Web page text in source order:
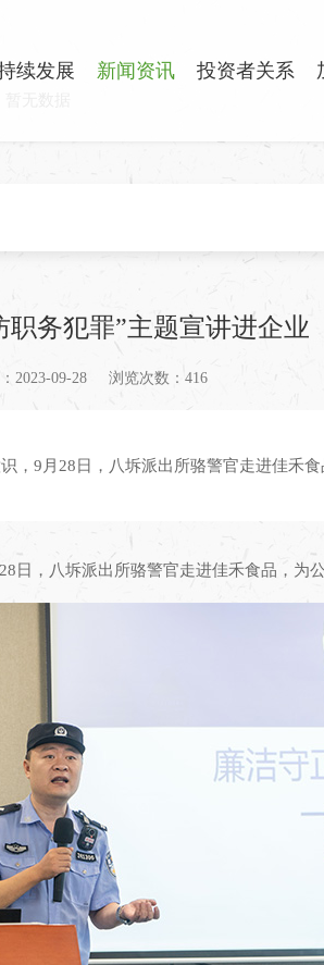
续发展 新闻资讯 投资者关系
职务犯罪”主题宣讲进企业
2023-09-28 浏览次数：416
，9月28日，八坼派出所骆警官走进佳禾
，八坼派出所骆警官走进佳禾食品，为